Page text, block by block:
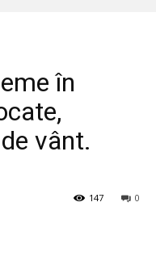
în
vânt.
0
147